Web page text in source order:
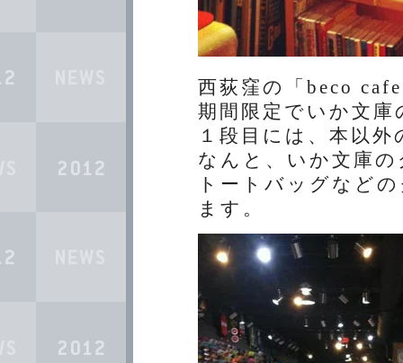
西荻窪の「beco
期間限定でいか文
１段目には、本以
なんと、いか文庫
トートバッグなど
ます。